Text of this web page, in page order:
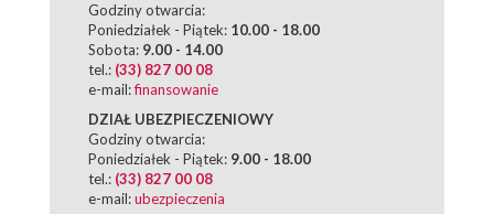
Godziny otwarcia:
Poniedziałek - Piątek: 10.00 - 18.00
Sobota: 9.00 - 14.00
tel.: (33) 827 00 08
e-mail:finansowanie
DZIAŁ UBEZPIECZENIOWY
Godziny otwarcia:
Poniedziałek - Piątek: 9.00 - 18.00
tel.: (33) 827 00 08
e-mail:ubezpieczenia